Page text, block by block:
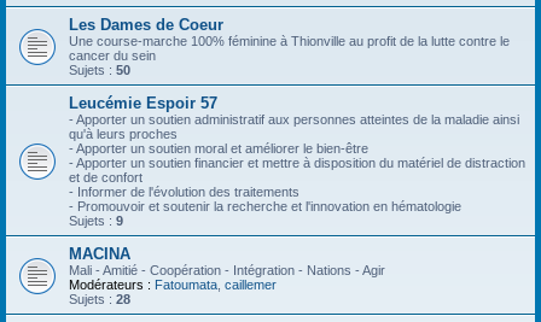
Les Dames de Coeur
Une course-marche 100% féminine à Thionville au profit de la lutte contre le
cancer du sein
Sujets : 50
Leucémie Espoir 57
- Apporter un soutien administratif aux personnes atteintes de la maladie ainsi
qu'à leurs proches
- Apporter un soutien moral et améliorer le bien-être
- Apporter un soutien financier et mettre à disposition du matériel de distraction
et de confort
- Informer de l'évolution des traitements
- Promouvoir et soutenir la recherche et l'innovation en hématologie
Sujets : 9
MACINA
Mali - Amitié - Coopération - Intégration - Nations - Agir
Modérateurs : Fatoumata caillemer
Sujets : 28